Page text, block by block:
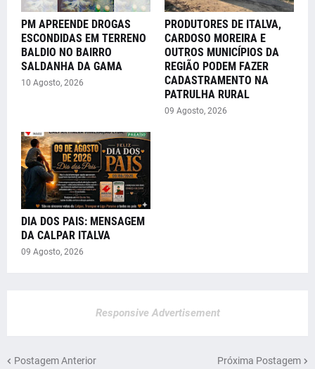
PM APREENDE DROGAS
ESCONDIDAS EM TERRENO
BALDIO NO BAIRRO
SALDANHA DA GAMA
10 Agosto, 2026
PRODUTORES DE ITALVA,
CARDOSO MOREIRA E
OUTROS MUNICÍPIOS DA
REGIÃO PODEM FAZER
CADASTRAMENTO NA
PATRULHA RURAL
09 Agosto, 2026
DIA DOS PAIS: MENSAGEM
DA CALPAR ITALVA
09 Agosto, 2026
Responsive Advertisement
Postagem Anterior Próxima Postagem